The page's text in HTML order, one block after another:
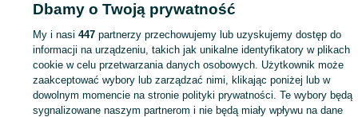
Zaloguj się lub załóż konto na OLX, aby skontaktować się z
sprzedającym
Zaloguj się / Załóż konto
Dbamy o Twoją prywatność
My i nasi447 partnerzy przechowujemy lub uzyskujemy dostęp do
informacji na urządzeniu, takich jak unikalne identyfikatory w plikach
cookie w celu przetwarzania danych osobowych. Użytkownik może
zaakceptować wybory lub zarządzać nimi, klikając poniżej lub w
dowolnym momencie na stronie polityki prywatności. Te wybory będą
sygnalizowane naszym partnerom i nie będą miały wpływu na dane